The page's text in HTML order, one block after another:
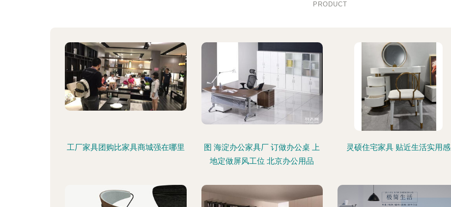
PRODUCT
工厂家具团购比家具商城强在哪里
图 海淀办公家具厂 订做办公桌 上
地定做屏风工位 北京办公用品
灵硕住宅家具 贴近生活实用感